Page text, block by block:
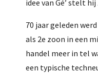
idee van Gé’ stelt
70 jaar geleden
als 2e zoon in een
handel meer in tel
een typische